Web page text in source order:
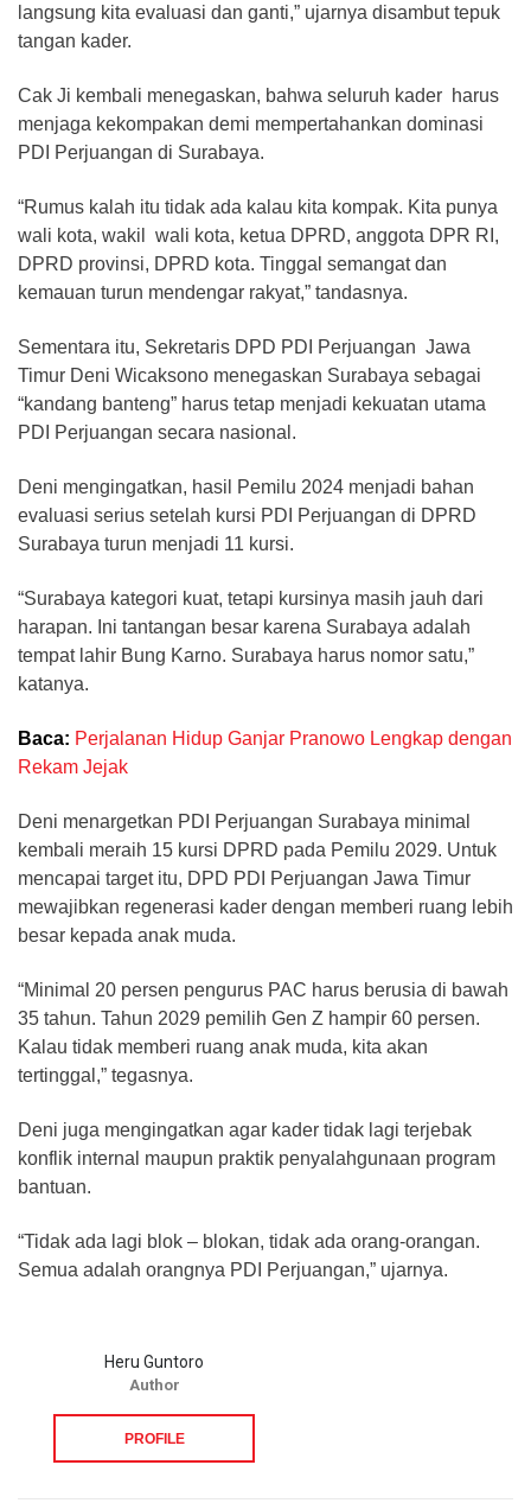
langsung kita evaluasi dan ganti,” ujarnya disambut tepuk
tangan kader.
Cak Ji kembali menegaskan, bahwa seluruh kader harus
menjaga kekompakan demi mempertahankan dominasi
PDI Perjuangan di Surabaya.
“Rumus kalah itu tidak ada kalau kita kompak. Kita punya
wali kota, wakil wali kota, ketua DPRD, anggota DPR RI,
DPRD provinsi, DPRD kota. Tinggal semangat dan
kemauan turun mendengar rakyat,” tandasnya.
Sementara itu, Sekretaris DPD PDI Perjuangan Jawa
Timur Deni Wicaksono menegaskan Surabaya sebagai
“kandang banteng” harus tetap menjadi kekuatan utama
PDI Perjuangan secara nasional.
Deni mengingatkan, hasil Pemilu 2024 menjadi bahan
evaluasi serius setelah kursi PDI Perjuangan di DPRD
Surabaya turun menjadi 11 kursi.
“Surabaya kategori kuat, tetapi kursinya masih jauh dari
harapan. Ini tantangan besar karena Surabaya adalah
tempat lahir Bung Karno. Surabaya harus nomor satu,”
katanya.
Baca: Perjalanan Hidup Ganjar Pranowo Lengkap dengan
Rekam Jejak
Deni menargetkan PDI Perjuangan Surabaya minimal
kembali meraih 15 kursi DPRD pada Pemilu 2029. Untuk
mencapai target itu, DPD PDI Perjuangan Jawa Timur
mewajibkan regenerasi kader dengan memberi ruang lebih
besar kepada anak muda.
“Minimal 20 persen pengurus PAC harus berusia di bawah
35 tahun. Tahun 2029 pemilih Gen Z hampir 60 persen.
Kalau tidak memberi ruang anak muda, kita akan
tertinggal,” tegasnya.
Deni juga mengingatkan agar kader tidak lagi terjebak
konflik internal maupun praktik penyalahgunaan program
bantuan.
“Tidak ada lagi blok – blokan, tidak ada orang-orangan.
Semua adalah orangnya PDI Perjuangan,” ujarnya.
Heru Guntoro
Author
PROFILE